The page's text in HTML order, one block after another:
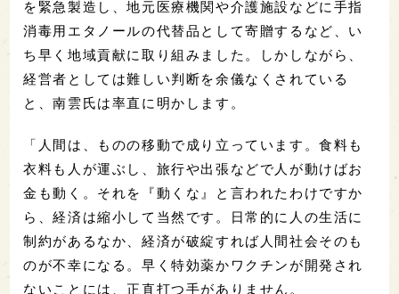
を緊急製造し、地元医療機関や介護施設などに手指
消毒用エタノールの代替品として寄贈するなど、い
ち早く地域貢献に取り組みました。しかしながら、
経営者としては難しい判断を余儀なくされている
と、南雲氏は率直に明かします。
「人間は、ものの移動で成り立っています。食料も
衣料も人が運ぶし、旅行や出張などで人が動けばお
金も動く。それを『動くな』と言われたわけですか
ら、経済は縮小して当然です。日常的に人の生活に
制約があるなか、経済が破綻すれば人間社会そのも
のが不幸になる。早く特効薬かワクチンが開発され
ないことには、正直打つ手がありません。